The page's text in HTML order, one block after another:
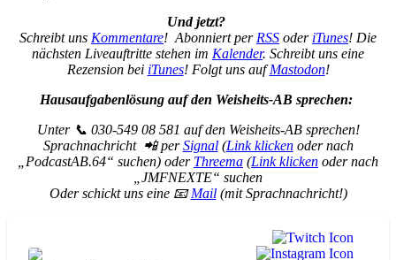
Und jetzt?
Schreibt uns Kommentare! Abonniert per RSS oder iTunes! Die
nächsten Liveauftritte stehen im Kalender. Schreibt uns eine
Rezension bei iTunes! Folgt uns aufMastodon!
Hausaufgabenlösung auf den Weisheits-AB sprechen:
Unter 📞 030-549 08 581 auf den Weisheits-AB sprechen!
Sprachnachricht 📲 perSignal(Link klickenoder nach
„PodcastAB.64“ suchen) oder Threema (Link klicken oder nach
„JMFNEXTE“ suchen
Oder schickt uns eine 📧Mail(mit Sprachnachricht!)